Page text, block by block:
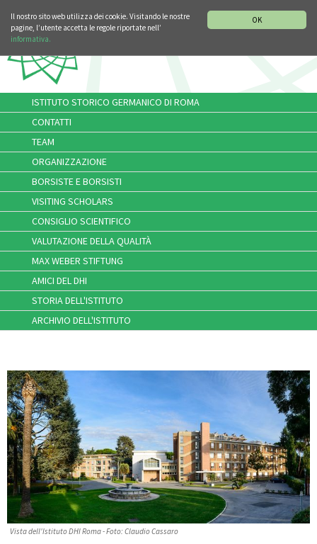
OK
Il nostro sito web utilizza dei cookie. Visitando le nostre
pagine, l’utente accetta le regole riportate nell’
informativa.
ISTITUTO STORICO GERMANICO DI ROMA
CONTATTI
TEAM
ORGANIZZAZIONE
BORSISTE E BORSISTI
VISITING SCHOLARS
CONSIGLIO SCIENTIFICO
VALUTAZIONE DELLA QUALITÀ
MAX WEBER STIFTUNG
AMICI DEL DHI
STORIA DELL'ISTITUTO
ARCHIVIO DELL'ISTITUTO
Vista dell'Istituto DHI Roma - Foto: Claudio Cassaro